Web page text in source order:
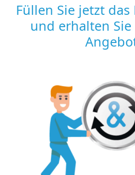
Füllen Sie jetzt
und erhalten